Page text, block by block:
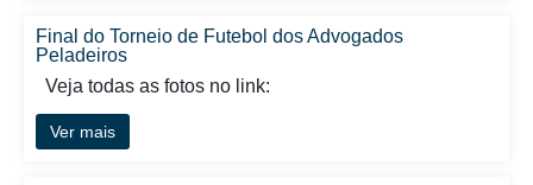
Final do Torneio de Futebol dos Advogados
Peladeiros
Veja todas as fotos no link:
Ver mais